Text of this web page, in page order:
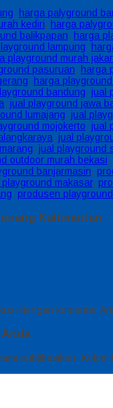
, harga palyground
kediri, harga
balikpapan, harga
lampung,
playground murah
pasuruan, harga
, harga
bandung, jual
, jual playground jawa
lumajang, jual
mojokerto, jual
, jual
, jual playground
outdoor murah bekasi,
banjarmasin,
makasar,
, produsen
Kalimantan
dengan komentar
publikasikan.